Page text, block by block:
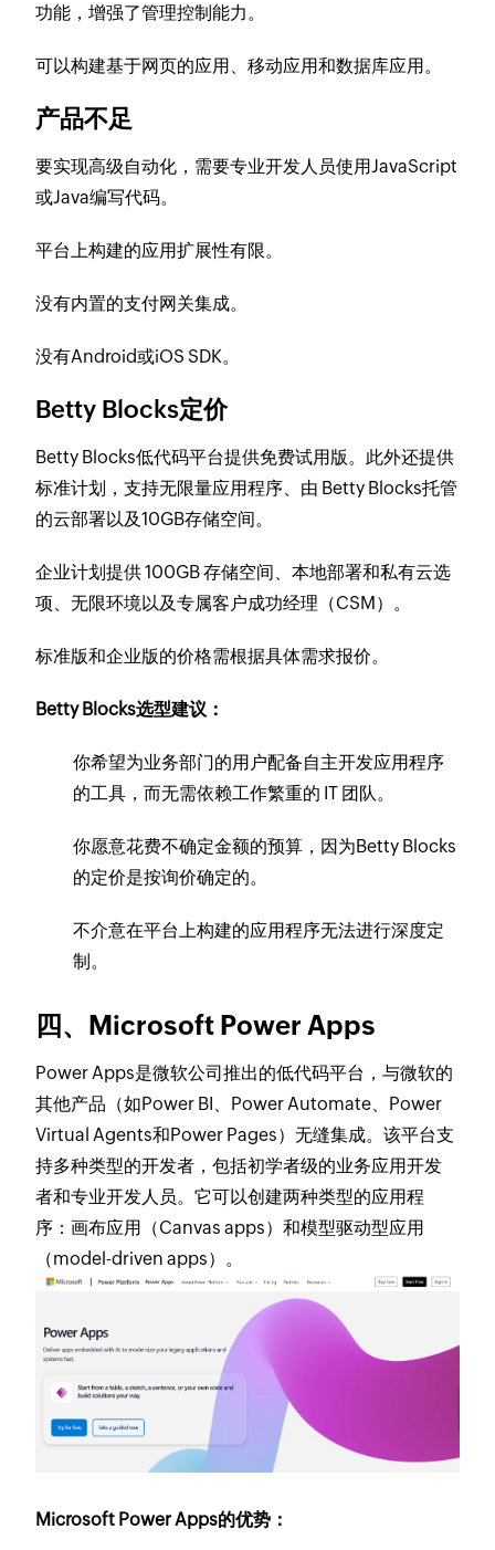
功能，增强了管理控制能力。
可以构建基于网页的应用、移动应用和数据库应用。
产品不足
要实现高级自动化，需要专业开发人员使用JavaScript
或Java编写代码。
平台上构建的应用扩展性有限。
没有内置的支付网关集成。
没有Android或iOS SDK。
Betty Blocks定价
Betty Blocks低代码平台提供免费试用版。此外还提供
标准计划，支持无限量应用程序、由 Betty Blocks托管
的云部署以及10GB存储空间。
企业计划提供 100GB 存储空间、本地部署和私有云选
项、无限环境以及专属客户成功经理（CSM）。
标准版和企业版的价格需根据具体需求报价。
Betty Blocks选型建议：
你希望为业务部门的用户配备自主开发应用程序
的工具，而无需依赖工作繁重的 IT 团队。
你愿意花费不确定金额的预算，因为Betty Blocks
的定价是按询价确定的。
不介意在平台上构建的应用程序无法进行深度定
制。
四、Microsoft Power Apps
Power Apps是微软公司推出的低代码平台，与微软的
其他产品（如Power BI、Power Automate、Power
Virtual Agents和Power Pages）无缝集成。该平台支
持多种类型的开发者，包括初学者级的业务应用开发
者和专业开发人员。它可以创建两种类型的应用程
序：画布应用（Canvas apps）和模型驱动型应用
（model-driven apps）。
Microsoft Power Apps的优势：